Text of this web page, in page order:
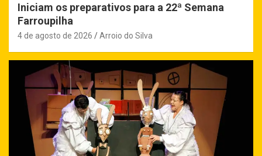
Iniciam os preparativos para a 22ª Semana
Farroupilha
4 de agosto de 2026 Arroio do Silva